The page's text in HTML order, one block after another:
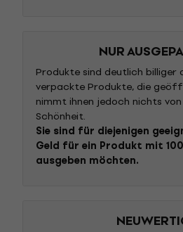
NUR
Produkte sind deutlich billiger
verpackte Produkte, die
nimmt ihnen jedoch nichts
Schönheit.
Sie sind für diejenigen
Geld für ein Produkt mit
ausgeben möchten.